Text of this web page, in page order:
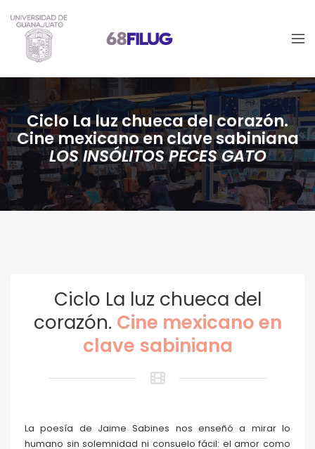
Ciclo La luz chueca del corazón.
Cine mexicano en clave sabiniana
LOS INSÓLITOS PECES GATO
Ciclo La luz chueca del
corazón. Cine mexicano en
clave sabiniana
La poesía de Jaime Sabines nos enseñó a mirar lo
humano sin solemnidad ni consuelo fácil: el amor como